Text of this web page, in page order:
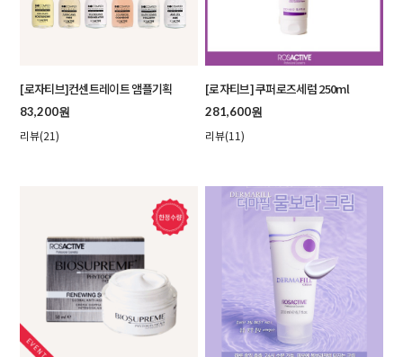
[로자티브]컨센트레이트 앰플기획
83,200원
리뷰(21)
[로자티브] 쿠퍼로즈세럼 250ml
281,600원
리뷰(11)